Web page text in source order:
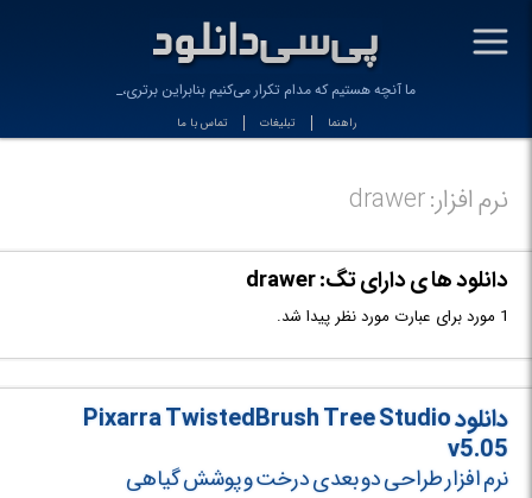
-
ما آنچه هستیم که مدام تکرار می‌کنیم بنابراین برتری، _
راهنما تبلیغات تماس با ما
نرم افزار: drawer
دانلود ها ی دارای تگ: drawer
1 مورد برای عبارت مورد نظر پیدا شد.
دانلود Pixarra TwistedBrush Tree Studio
v5.05
نرم افزار طراحی دو بعدی درخت و پوشش گیاهی